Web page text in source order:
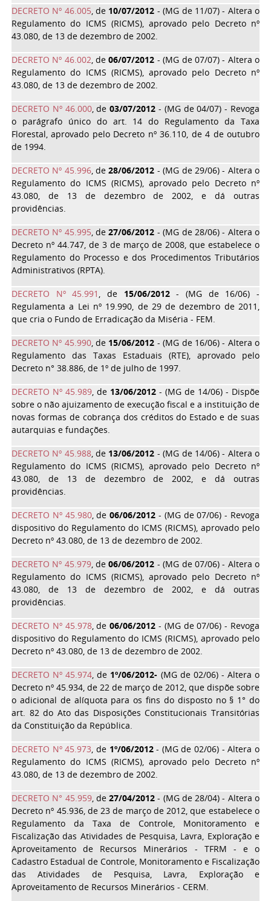
DECRETO Nº 46.005, de 10/07/2012 - (MG de 11/07) - Altera o
Regulamento do ICMS (RICMS), aprovado pelo Decreto nº
43.080, de 13 de dezembro de 2002.
DECRETO Nº 46.002, de06/07/2012 - (MG de 07/07) - Altera o
Regulamento do ICMS (RICMS), aprovado pelo Decreto nº
43.080, de 13 de dezembro de 2002.
DECRETO Nº 46.000, de03/07/2012 - (MG de 04/07) - Revoga
o parágrafo único do art. 14 do Regulamento da Taxa
Florestal, aprovado pelo Decreto nº 36.110, de 4 de outubro
de 1994.
DECRETO Nº 45.996, de28/06/2012 - (MG de 29/06) - Altera o
Regulamento do ICMS (RICMS), aprovado pelo Decreto nº
43.080, de 13 de dezembro de 2002, e dá outras
providências.
DECRETO Nº 45.995, de27/06/2012 - (MG de 28/06) - Altera o
Decreto nº 44.747, de 3 de março de 2008, que estabelece o
Regulamento do Processo e dos Procedimentos Tributários
Administrativos (RPTA).
DECRETO Nº 45.991 , de 15/06/2012- (MG de 16/06) -
Regulamenta a Lei nº 19.990, de 29 de dezembro de 2011,
que cria o Fundo de Erradicação da Miséria - FEM.
DECRETO Nº 45.990, de 15/06/2012 - (MG de 16/06) - Altera o
Regulamento das Taxas Estaduais (RTE), aprovado pelo
Decreto n° 38.886, de 1º de julho de 1997.
DECRETO Nº 45.989, de 13/06/2012 - (MG de 14/06) - Dispõe
sobre o não ajuizamento de execução fiscal e a instituição de
novas formas de cobrança dos créditos do Estado e de suas
autarquias e fundações.
DECRETO Nº 45.988, de 13/06/2012 - (MG de 14/06) - Altera o
Regulamento do ICMS (RICMS), aprovado pelo Decreto nº
43.080, de 13 de dezembro de 2002, e dá outras
providências.
DECRETO Nº 45.980, de06/06/2012 - (MG de 07/06) - Revoga
dispositivo do Regulamento do ICMS (RICMS), aprovado pelo
Decreto nº 43.080, de 13 de dezembro de 2002.
DECRETO Nº 45.979, de06/06/2012 - (MG de 07/06) - Altera o
Regulamento do ICMS (RICMS), aprovado pelo Decreto nº
43.080, de 13 de dezembro de 2002, e dá outras
providências.
DECRETO Nº 45.978, de06/06/2012 - (MG de 07/06) - Revoga
dispositivo do Regulamento do ICMS (RICMS), aprovado pelo
Decreto nº 43.080, de 13 de dezembro de 2002.
DECRETO Nº 45.974, de 1º/06/2012- (MG de 02/06) - Altera o
Decreto nº 45.934, de 22 de março de 2012, que dispõe sobre
o adicional de alíquota para os fins do disposto no § 1° do
art. 82 do Ato das Disposições Constitucionais Transitórias
da Constituição da República.
DECRETO Nº 45.973, de 1º/06/2012- (MG de 02/06) - Altera o
Regulamento do ICMS (RICMS), aprovado pelo Decreto nº
43.080, de 13 de dezembro de 2002.
DECRETO N° 45.959, de27/04/2012 - (MG de 28/04) - Altera o
Decreto nº 45.936, de 23 de março de 2012, que estabelece o
Regulamento da Taxa de Controle, Monitoramento e
Fiscalização das Atividades de Pesquisa, Lavra, Exploração e
Aproveitamento de Recursos Minerários - TFRM - e o
Cadastro Estadual de Controle, Monitoramento e Fiscalização
das Atividades de Pesquisa, Lavra, Exploração e
Aproveitamento de Recursos Minerários - CERM.